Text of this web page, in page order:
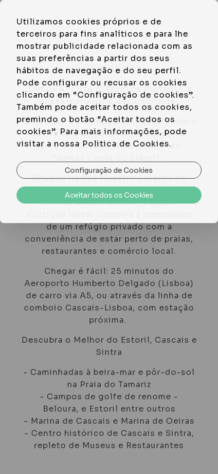
Localização
Somos a “Côte D’Azur” de Portugal, a
nossa marginal é deslumbrante.
Seja a pé, de carro ou comboio, poderá
desfrutar dum passeio inesquecível
junto do Oceano Atlântico: a tão
Situado na Rua Maestro Lacerda no
Estoril, a poucos passos do mar e do
icónico Casino Estoril, o Estoril
de um refúgio privado com a
conveniência de estar perto de praias,
restaurantes e comércio local.
Chegar é fácil: 25 minutos do
Aeroporto Humberto Delgado (Lisboa)
de carro via A5, ou através da linha de
comboio Cascais-Lisboa, com estação
próxima.
Descubra o Melhor do Estoril, Cascais e
Sintra
- Caminhadas à beira-mar e pôr-do-sol
na Praia do Tamariz
- Campos de golfe de renome -
Beloura, e Estoril entre outros
- Marina de Cascais e Marina de Oeiras
- Centro histórico de Cascais e Sintra,
repleto de Museus e Restaurantes
Utilizamos cookies próprios e de
terceiros para fins analíticos e para lhe
mostrar publicidade relacionada com as
suas preferências a partir dos seus
hábitos de navegação e do seu perfil.
Pode configurar ou recusar os cookies
clicando em “Configuração de cookies”.
Também pode aceitar todos os cookies,
premindo o botão “Aceitar todos os
cookies”. Para mais informações, pode
visitar a nossa Politica de Cookies.
Configuração de Cookies
Aceitar todos os Cookies